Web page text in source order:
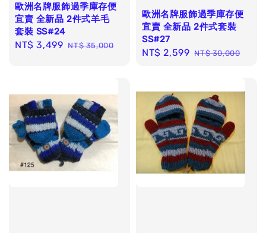
歐洲名牌服飾過季庫存便
宜賣 全新品 2件式羊毛
套裝 SS#24
Sale
NT$ 3,499 Regular
NT$ 35,000
歐洲名牌服飾過季庫存便
宜賣 全新品 2件式套裝
SS#27
Sale
NT$ 2,599 Regular
NT$ 30,000